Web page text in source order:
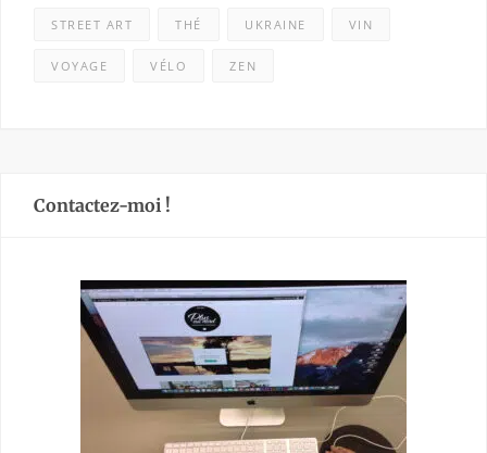
STREET ART THÉ UKRAINE VIN
VOYAGE VÉLO ZEN
Contactez-moi !